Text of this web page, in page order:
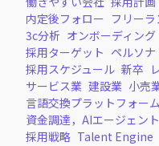
内定後フォロー フリーラ
3c分析 オンボーディング
採用ターゲット ペルソナ
採用スケジュール 新卒
サービス業 建設業 小売
言語交換プラットフォーム
資金調達，AIエージェント
採用戦略 Talent Engine